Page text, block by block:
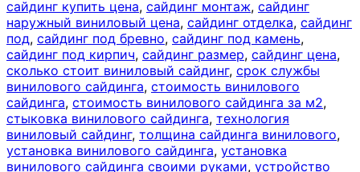
сайдинг купить цена, сайдинг монтаж, сайдинг
наружный виниловый цена, сайдинг отделка, сайдинг
под, сайдинг под бревно, сайдинг под камень,
сайдинг под кирпич, сайдинг размер, сайдинг цена,
сколько стоит виниловый сайдинг, срок службы
винилового сайдинга, стоимость винилового
сайдинга, стоимость винилового сайдинга за м2,
стыковка винилового сайдинга, технология
виниловый сайдинг, толщина сайдинга винилового,
установка винилового сайдинга, установка
винилового сайдинга своими руками, устройство